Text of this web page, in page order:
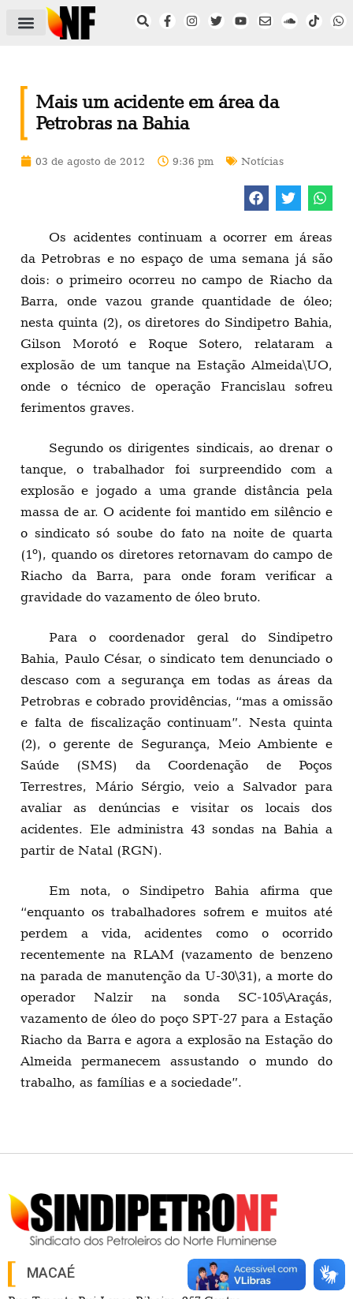
Mais um acidente em área da
Petrobras na Bahia
03 de agosto de 2012 9:36 pm Notícias
Os acidentes continuam a ocorrer em áreas
da Petrobras e no espaço de uma semana já são
dois: o primeiro ocorreu no campo de Riacho da
Barra, onde vazou grande quantidade de óleo;
nesta quinta (2), os diretores do Sindipetro Bahia,
Gilson Morotó e Roque Sotero, relataram a
explosão de um tanque na Estação Almeida\UO,
onde o técnico de operação Francislau sofreu
ferimentos graves.
Segundo os dirigentes sindicais, ao drenar o
tanque, o trabalhador foi surpreendido com a
explosão e jogado a uma grande distância pela
massa de ar. O acidente foi mantido em silêncio e
o sindicato só soube do fato na noite de quarta
(1º), quando os diretores retornavam do campo de
Riacho da Barra, para onde foram verificar a
gravidade do vazamento de óleo bruto.
Para o coordenador geral do Sindipetro
Bahia, Paulo César, o sindicato tem denunciado o
descaso com a segurança em todas as áreas da
Petrobras e cobrado providências, “mas a omissão
e falta de fiscalização continuam”. Nesta quinta
(2), o gerente de Segurança, Meio Ambiente e
Saúde (SMS) da Coordenação de Poços
Terrestres, Mário Sérgio, veio a Salvador para
avaliar as denúncias e visitar os locais dos
acidentes. Ele administra 43 sondas na Bahia a
partir de Natal (RGN).
Em nota, o Sindipetro Bahia afirma que
“enquanto os trabalhadores sofrem e muitos até
perdem a vida, acidentes como o ocorrido
recentemente na RLAM (vazamento de benzeno
na parada de manutenção da U-30\31), a morte do
operador Nalzir na sonda SC-105\Araçás,
vazamento de óleo do poço SPT-27 para a Estação
Riacho da Barra e agora a explosão na Estação do
Almeida permanecem assustando o mundo do
trabalho, as famílias e a sociedade”.
MACAÉ